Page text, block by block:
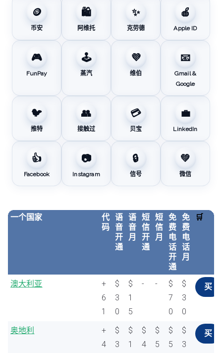
🪙
币安
🛍️
阿维托
✨
克劳德
🍎
Apple ID
🎮
FunPay
🕹️
蒸汽
💜
维伯
📧
Gmail &
Google
🐦
推特
👥
接触过
💳
贝宝
💼
LinkedIn
👍
Facebook
📷
Instagram
🔒
信号
💚
微信
一个国家
代
码
语
音
开
通
语
音
月
短
信
开
通
短
信
月
免
费
电
话
开
通
免
费
电
话
月
🛒
澳大利亚
+
6
1
$
3
0
$
1
5
- -
$
7
0
$
3
0
买
奥地利
+
4
$
3
$
1
$
4
$
5
$
5
$
3
买